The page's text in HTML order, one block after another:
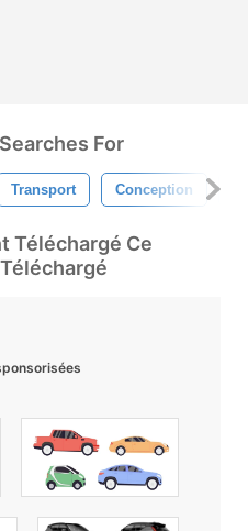
For
Transport Conception
Téléchargé Ce